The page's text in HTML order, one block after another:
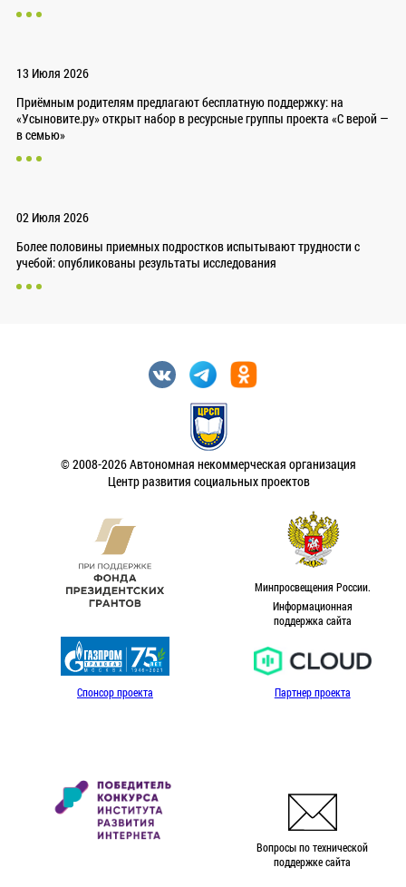
13 Июля 2026
Приёмным родителям предлагают бесплатную поддержку: на
«Усыновите.ру» открыт набор в ресурсные группы проекта «С верой —
в семью»
02 Июля 2026
Более половины приемных подростков испытывают трудности с
учебой: опубликованы результаты исследования
© 2008-2026 Автономная некоммерческая организация
Центр развития социальных проектов
Минпросвещения России.
Информационная
поддержка сайта
Спонсор проекта Партнер проекта
Вопросы по технической
поддержке сайта